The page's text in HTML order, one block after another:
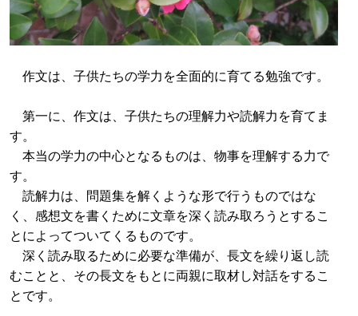
作文は、子供たちの学力を全面的に育てる勉強です。
第一に、作文は、子供たちの理解力や読解力を育てま
す。
本当の学力の中心となるものは、物事を理解する力で
す。
読解力は、問題集を解くような形で行うものではな
く、感想文を書くために文章を深く読み取ろうとするこ
とによってついてくるものです。
深く読み取るために必要な準備が、長文を繰り返し読
むことと、その長文をもとに両親に取材し対話をするこ
とです。